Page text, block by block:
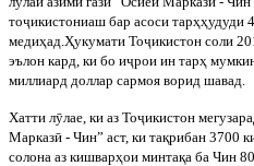
тоҷикистониаш бар асоси тарҳҳудуди
медиҳад. Ҳукумати Тоҷикистон соли
эълон кард, ки бо иҷрои ин тарҳ
миллиард доллар сармоя ворид шавад.
Хатти лӯлае, ки аз Тоҷикистон
Марказӣ - Чин” аст, ки тақрибан 3700
солона аз кишварҳои минтақа ба Чин